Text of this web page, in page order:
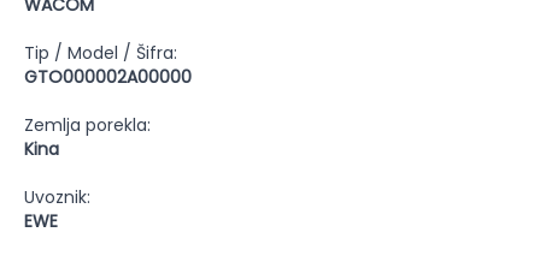
WACOM
Tip / Model / Šifra:
GTO000002A00000
Zemlja porekla:
Kina
Uvoznik:
EWE